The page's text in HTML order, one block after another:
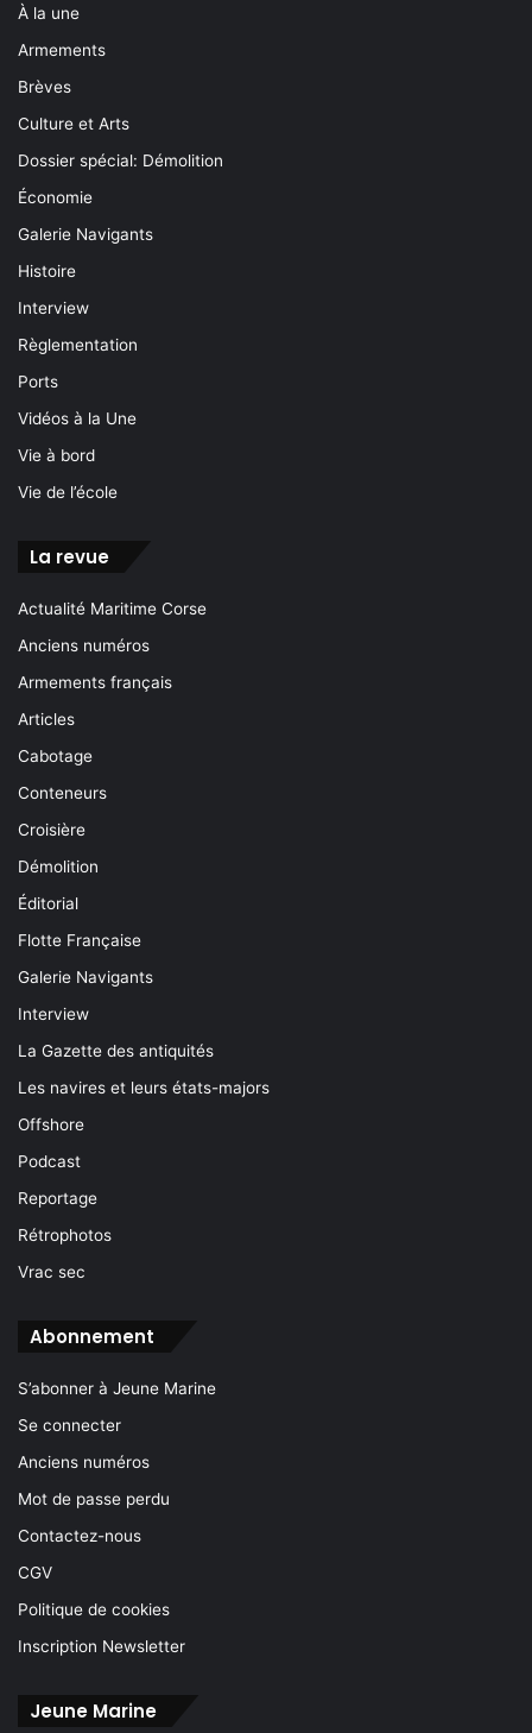
À la une
Armements
Brèves
Culture et Arts
Dossier spécial: Démolition
Économie
Galerie Navigants
Histoire
Interview
Règlementation
Ports
Vidéos à la Une
Vie à bord
Vie de l’école
La revue
Actualité Maritime Corse
Anciens numéros
Armements français
Articles
Cabotage
Conteneurs
Croisière
Démolition
Éditorial
Flotte Française
Galerie Navigants
Interview
La Gazette des antiquités
Les navires et leurs états-majors
Offshore
Podcast
Reportage
Rétrophotos
Vrac sec
Abonnement
S’abonner à Jeune Marine
Se connecter
Anciens numéros
Mot de passe perdu
Contactez-nous
CGV
Politique de cookies
Inscription Newsletter
Jeune Marine